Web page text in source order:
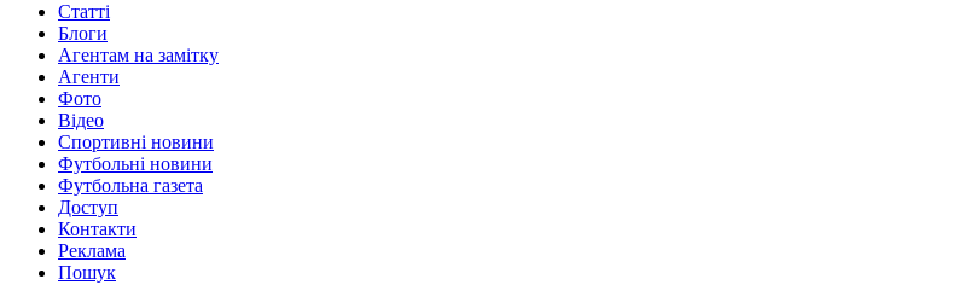
Статті
Блоги
Агентам на замітку
Агенти
Фото
Відео
Спортивні новини
Футбольні новини
Футбольна газета
Доступ
Контакти
Реклама
Пошук